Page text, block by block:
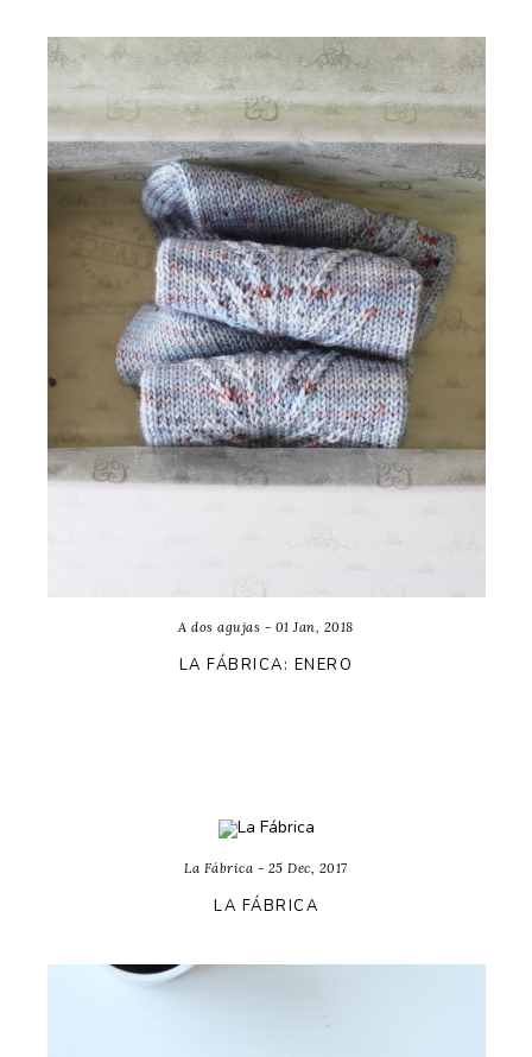
A dos agujas - 01 Jan, 2018
LA FÁBRICA: ENERO
La Fábrica - 25 Dec, 2017
LA FÁBRICA